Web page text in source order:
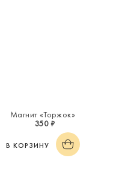
Магнит «Торжок»
350 ₽
В КОРЗИНУ